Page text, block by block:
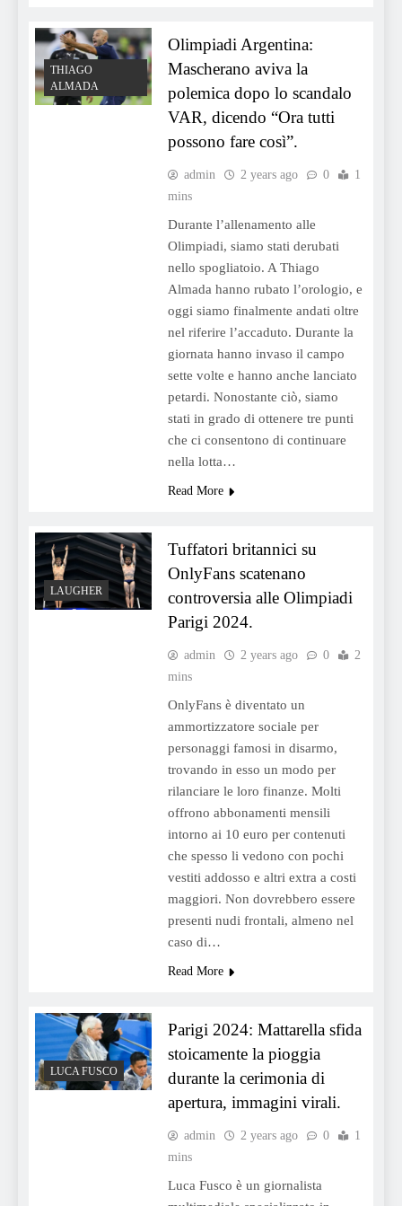
THIAGO
ALMADA
Olimpiadi Argentina:
Mascherano aviva la
polemica dopo lo scandalo
VAR, dicendo “Ora tutti
possono fare così”.
admin 2 years ago 0
1
mins
Durante l’allenamento alle
Olimpiadi, siamo stati derubati
nello spogliatoio. A Thiago
Almada hanno rubato l’orologio, e
oggi siamo finalmente andati oltre
nel riferire l’accaduto. Durante la
giornata hanno invaso il campo
sette volte e hanno anche lanciato
petardi. Nonostante ciò, siamo
stati in grado di ottenere tre punti
che ci consentono di continuare
nella lotta…
Read More
LAUGHER
Tuffatori britannici su
OnlyFans scatenano
controversia alle Olimpiadi
Parigi 2024.
admin 2 years ago 0
2
mins
OnlyFans è diventato un
ammortizzatore sociale per
personaggi famosi in disarmo,
trovando in esso un modo per
rilanciare le loro finanze. Molti
offrono abbonamenti mensili
intorno ai 10 euro per contenuti
che spesso li vedono con pochi
vestiti addosso e altri extra a costi
maggiori. Non dovrebbero essere
presenti nudi frontali, almeno nel
caso di…
Read More
LUCA FUSCO
Parigi 2024: Mattarella sfida
stoicamente la pioggia
durante la cerimonia di
apertura, immagini virali.
admin 2 years ago 0
1
mins
Luca Fusco è un giornalista